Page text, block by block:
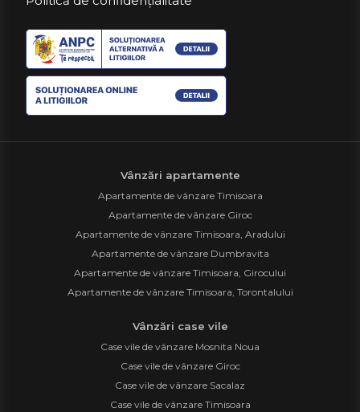
Vânzări apartamente
Apartamente de vânzare Timisoara
Apartamente de vânzare Giroc
Apartamente de vânzare Timisoara, Aradului
Apartamente de vânzare Dumbravita
Apartamente de vânzare Timisoara, Girocului
Apartamente de vânzare Timisoara, Torontalului
Vânzări case vile
Case vile de vânzare Mosnita Noua
Case vile de vânzare Giroc
Case vile de vânzare Sacalaz
Case vile de vânzare Timisoara